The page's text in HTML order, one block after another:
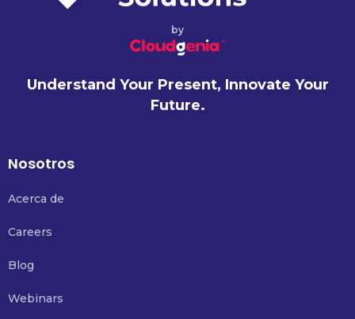
by
Understand Your Present, Innovate Your
Future.
Nosotros
Acerca de
Careers
Blog
Webinars